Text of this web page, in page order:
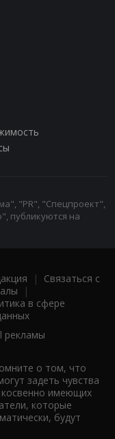
"PR", "Спецпроект",
публикуются на
| Связаться с
|
в сфере
рекламы
о том, что
задеть чувства
косвенно имеющих
которые
будут